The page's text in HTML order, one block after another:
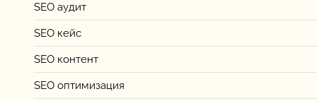
SEO аудит
SEO кейс
SEO контент
SEO оптимизация